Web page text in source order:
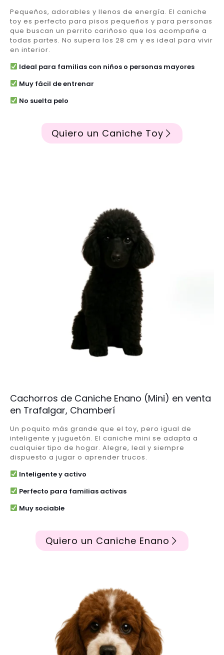
Pequeños, adorables y llenos de energía. El caniche
toy es perfecto para pisos pequeños y para personas
que buscan un perrito cariñoso que los acompañe a
todas partes. No supera los 28 cm y es ideal para vivir
en interior.
Ideal para familias con niños o personas mayores
Muy fácil de entrenar
No suelta pelo
Quiero un Caniche Toy
Cachorros de Caniche Enano (Mini) en venta
en Trafalgar, Chamberí
Un poquito más grande que el toy, pero igual de
inteligente y juguetón. El caniche mini se adapta a
cualquier tipo de hogar. Alegre, leal y siempre
dispuesto a jugar o aprender trucos.
Inteligente y activo
Perfecto para familias activas
Muy sociable
Quiero un Caniche Enano